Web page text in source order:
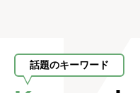
話題のキーワード